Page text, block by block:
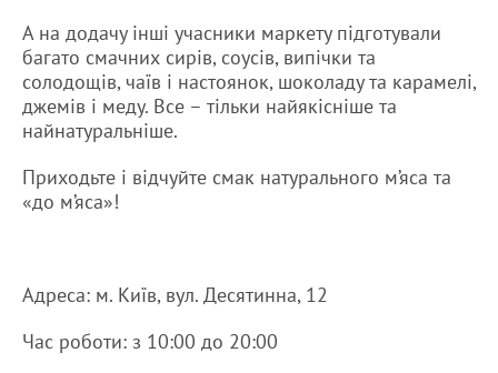
А на додачу інші учасники маркету підготували
багато смачних сирів, соусів, випічки та
солодощів, чаїв і настоянок, шоколаду та карамелі,
джемів і меду. Все – тільки найякісніше та
найнатуральніше.
Приходьте і відчуйте смак натурального м’яса та
«до м’яса»!
Адреса: м. Київ, вул. Десятинна, 12
Час роботи: з 10:00 до 20:00